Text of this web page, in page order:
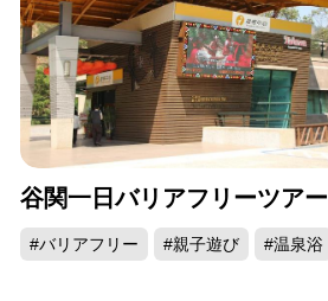
谷関一日バリアフリーツアー
#バリアフリー #親子遊び #温泉浴